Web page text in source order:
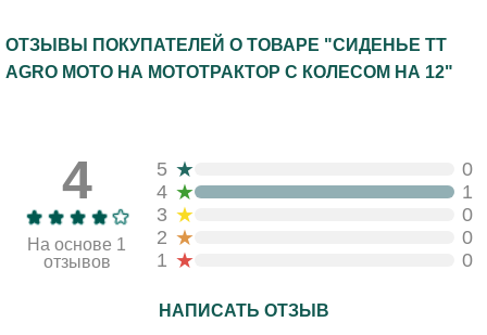
ОТЗЫВЫ ПОКУПАТЕЛЕЙ О ТОВАРЕ "СИДЕНЬЕ TT
AGRO MOTO НА МОТОТРАКТОР С КОЛЕСОМ НА 12"
4
На основе 1
отзывов
5 ★
0
4 ★
1
3 ★
0
2 ★
0
1 ★ 0
НАПИСАТЬ ОТЗЫВ